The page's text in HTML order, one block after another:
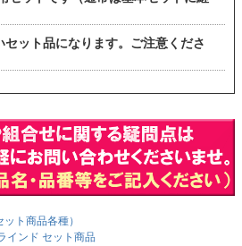
ット品になります。ご注意くださ
ト商品各種）
インド セット商品